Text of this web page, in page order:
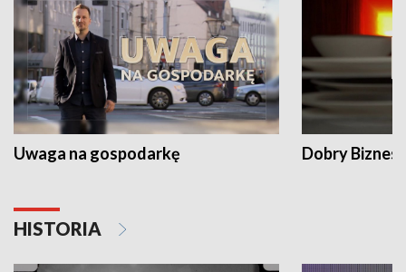
Uwaga na gospodarkę Dobry Biznes
HISTORIA